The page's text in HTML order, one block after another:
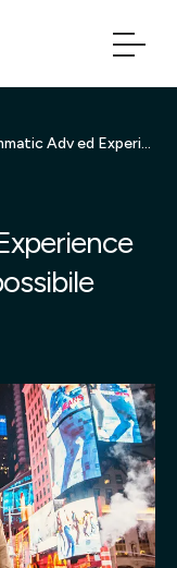
Programmatic Adv ed Experience Design: cronaca di un possibile intreccio